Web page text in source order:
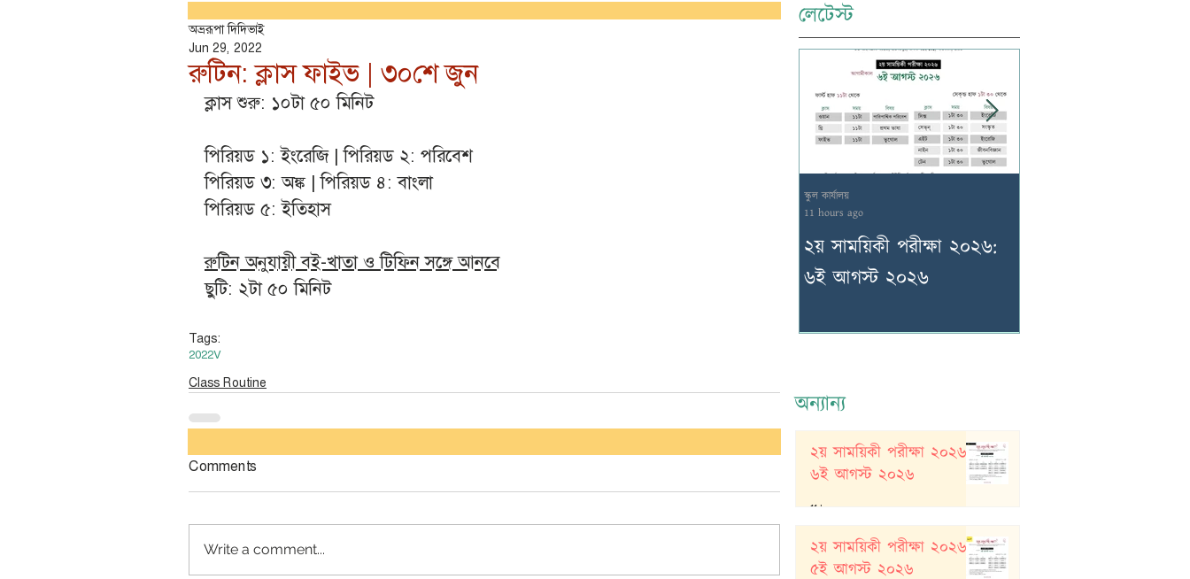
রুটিন: ক্লাস ফাইভ | ৩০শে জুন
অভ্ররূপা দিদিভাই
Jun 29, 2022
ক্লাস শুরু: ১০টা ৫০ মিনিট
পিরিয়ড ১: ইংরেজি | পিরিয়ড ২: পরিবেশ
পিরিয়ড ৩: অঙ্ক | পিরিয়ড ৪: বাংলা
পিরিয়ড ৫: ইতিহাস
রুটিন অনুযায়ী বই-খাতা ও টিফিন সঙ্গে আনবে
ছুটি: ২টা ৫০ মিনিট
Tags:
2022V
Class Routine
Comments
Write a comment...
লেটেস্ট
২য় সাময়িকী পরীক্ষা ২০২৬:
৬ই আগস্ট ২০২৬
স্কুল কার্যালয়
11 hours ago
অন্যান্য
২য় সাময়িকী পরীক্ষা ২০২৬:
৬ই আগস্ট ২০২৬
11 hours ago
২য় সাময়িকী পরীক্ষা ২০২৬:
৫ই আগস্ট ২০২৬